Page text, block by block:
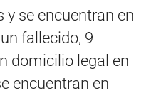
se encuentran en
fallecido, 9
domicilio legal en
encuentran en